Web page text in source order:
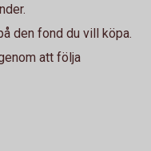
den fond du vill köpa.
att följa